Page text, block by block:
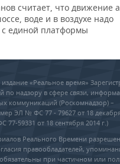
считает, что движение
воде и в воздухе надо
с единой платформы
«Реальное время»
по надзору в сфере связи,
коммуникаций (Роскомнадзор) –
ЭЛ № ФС 77 - 79627 от 18
77-59331 от 18 сентября 2014 г.)
Реального Времени
правообладателей,
при частичном или